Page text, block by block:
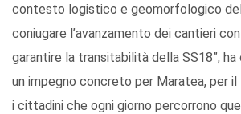
contesto logistico e geomorfologico
coniugare l’avanzamento dei cantieri
garantire la transitabilità della SS18”, ha
un impegno concreto per Maratea, per
i cittadini che ogni giorno percorrono